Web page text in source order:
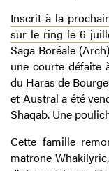
Inscrit à la
sur le ring le 6
Saga Boréale
une courte défaite
du Haras de
et Austral a été
Shaqab. Une
Cette famille
matrone